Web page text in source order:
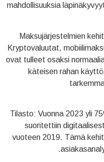
mahdollisuuksia
Maksujärjestelmien
Kryptovaluutat,
ovat tulleet osaksi
käteisen rahan
Tilasto: Vuonna 2023 yli
suoritettiin
vuoteen 2019. Tämä